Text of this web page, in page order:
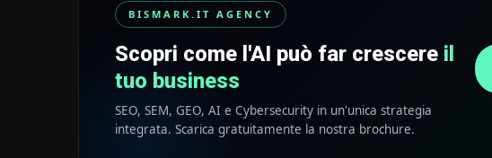
BISMARK.IT AGENCY
Scopri come l'AI può far crescere il
tuo business
SEO, SEM, GEO, AI e Cybersecurity in un'unica strategia
integrata. Scarica gratuitamente la nostra brochure.